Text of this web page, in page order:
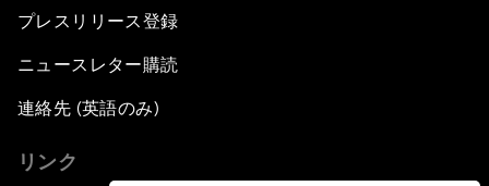
プレスリリース登録
ニュースレター購読
連絡先 (英語のみ)
リンク